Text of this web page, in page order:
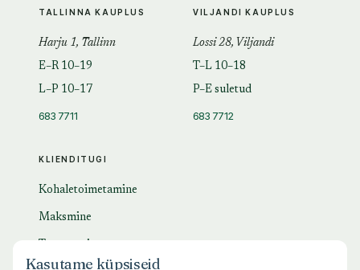
KLIENDITUGI
Kohaletoimetamine
Maksmine
TALLINNA KAUPLUS
Harju 1, Tallinn
E–R 10–19
L–P 10–17
683 7711
VILJANDI KAUPLUS
Lossi 28, Viljandi
T–L 10–18
P–E suletud
683 7712
Kasutame küpsiseid